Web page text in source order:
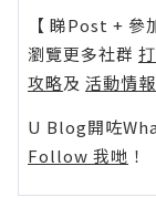
【 睇Post + 參
瀏覽更多社群
攻略及 活動情報
U Blog開咗
Follow 我哋 ！